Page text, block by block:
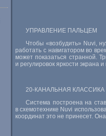
УПРАВЛЕНИЕ ПАЛЬЦЕМ
Чтобы «возбудить» Nuvi,
работать с навигатором во
может показаться странной.
и регулировок яркости экрана
20-КАНАЛЬНАЯ КЛАССИКА
Система построена на
в схемотехнике Nuvi
координат это не принесет.